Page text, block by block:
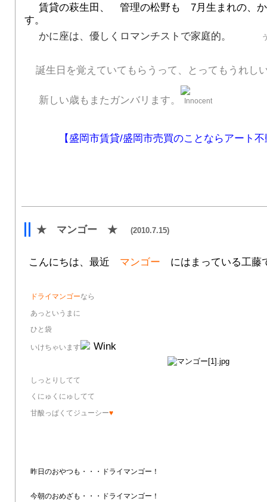
賃貸の萩生田、 管理の松野も 7月生まれの、か
す。
かに座は、優しくロマンチストで家庭的。
誕生日を覚えていてもらうって、とってもうれし
新しい歳もまたガンバリます。
【盛岡市賃貸/盛岡市売買のことならアート
★ マンゴー ★ (2010.7.15)
こんにちは、最近 マンゴー にはまっている工藤
ドライマンゴーなら
あっというまに
ひと袋
いけちゃいます
しっとりしてて
くにゅくにゅしてて
甘酸っぱくてジューシー♥
昨日のおやつも・・・ドライマンゴー！
今朝のおめざも・・・ドライマンゴー！